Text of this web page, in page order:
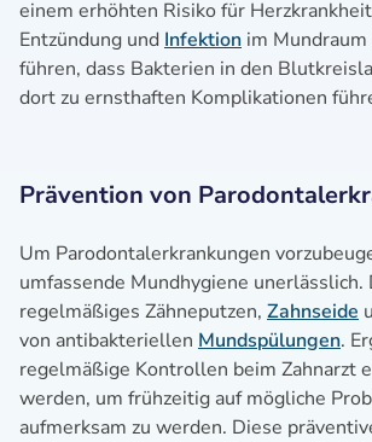
einem erhöhten Risiko für
Entzündung und Infektion im Mundraum
führen, dass Bakterien in den
dort zu ernsthaften Komplikationen
Prävention von
Um Parodontalerkrankungen
umfassende Mundhygiene unerlässlich.
regelmäßiges Zähneputzen, Zahnseide
von antibakteriellen Mundspülungen.
regelmäßige Kontrollen beim Zahnarzt
werden, um frühzeitig auf mögliche
aufmerksam zu werden. Diese